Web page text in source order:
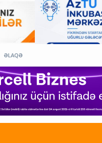
ƏLAQƏ